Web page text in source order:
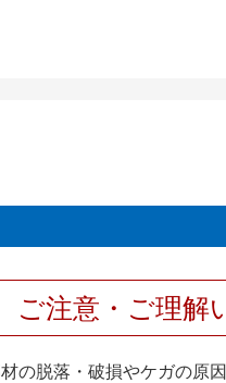
ご注意・ご理解
脱落・破損やケガの原因